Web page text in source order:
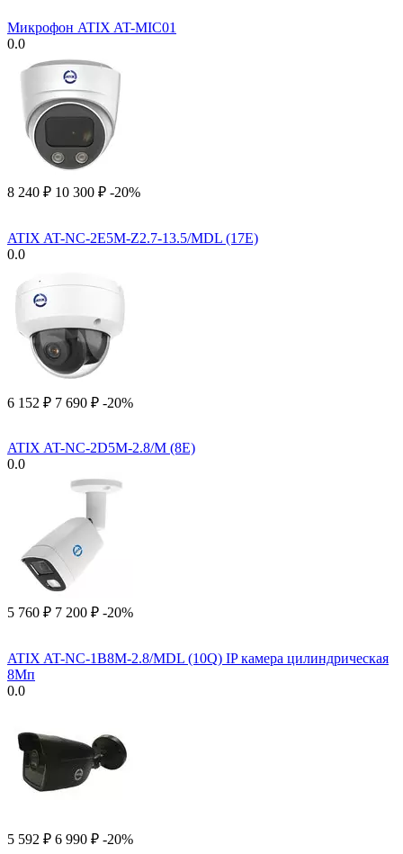
Микрофон ATIX AT-MIC01
0.0
8 240 ₽ 10 300 ₽ -20%
ATIX AT-NC-2E5M-Z2.7-13.5/MDL (17E)
0.0
6 152 ₽ 7 690 ₽ -20%
ATIX AT-NC-2D5M-2.8/M (8E)
0.0
5 760 ₽ 7 200 ₽ -20%
ATIX AT-NC-1B8M-2.8/MDL (10Q) IP камера цилиндрическая
8Мп
0.0
5 592 ₽ 6 990 ₽ -20%